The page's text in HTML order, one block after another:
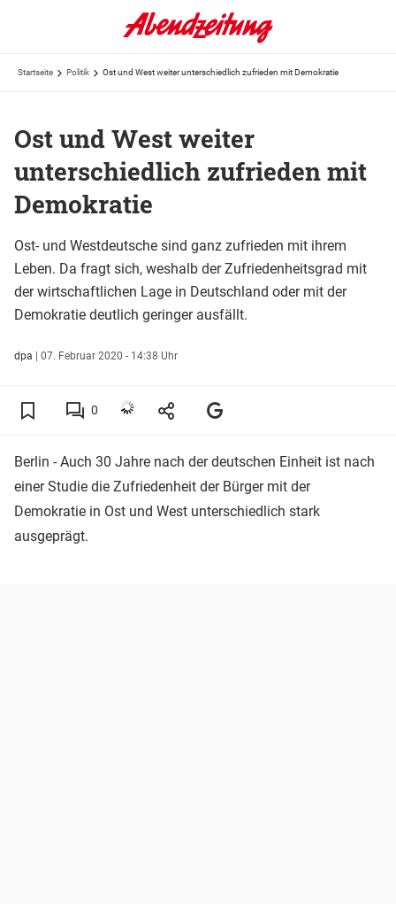
Startseite Politik Ost und West weiter unterschiedlich zufrieden mit Demokratie
Ost und West weiter
unterschiedlich zufrieden mit
Demokratie
Ost- und Westdeutsche sind ganz zufrieden mit ihrem
Leben. Da fragt sich, weshalb der Zufriedenheitsgrad mit
der wirtschaftlichen Lage in Deutschland oder mit der
Demokratie deutlich geringer ausfällt.
dpa | 07. Februar 2020 - 14:38 Uhr
0
Berlin - Auch 30 Jahre nach der deutschen Einheit ist nach
einer Studie die Zufriedenheit der Bürger mit der
Demokratie in Ost und West unterschiedlich stark
ausgeprägt.